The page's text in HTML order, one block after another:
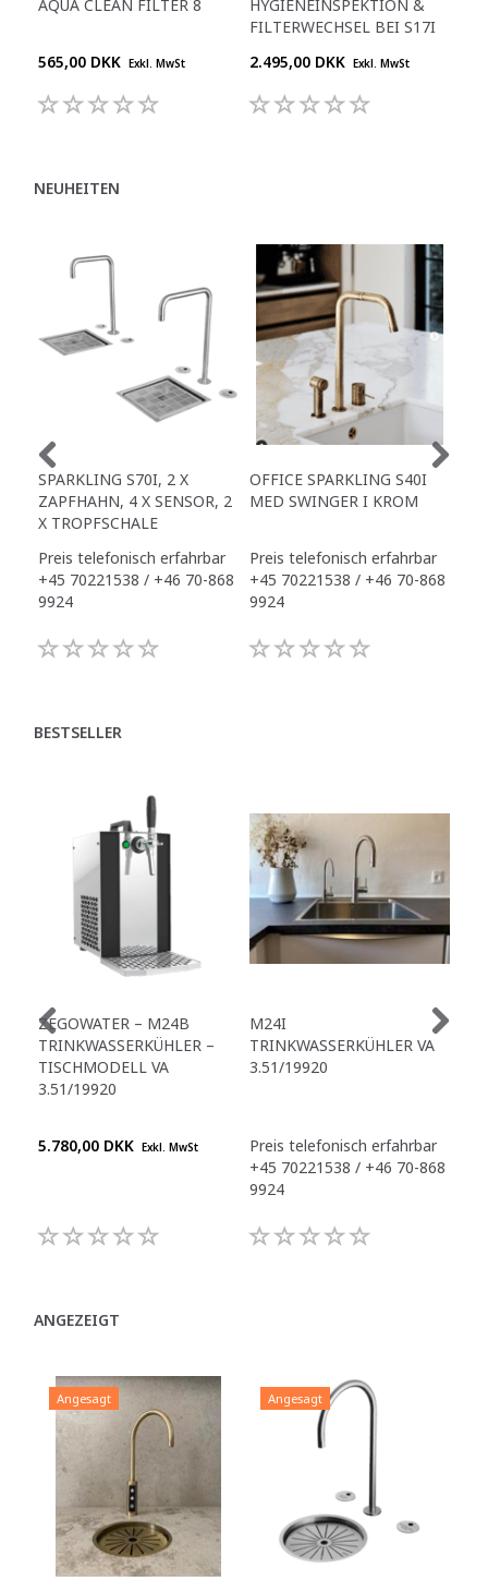
AQUA CLEAN FILTER 8
565,00 DKK Exkl. MwSt
HYGIENEINSPEKTION &
FILTERWECHSEL BEI S17I
2.495,00 DKK Exkl. MwSt
NEUHEITEN
SPARKLING S70I, 2 X
ZAPFHAHN, 4 X SENSOR, 2
X TROPFSCHALE
Preis telefonisch erfahrbar
+45 70221538 / +46 70-868
9924
OFFICE SPARKLING S40I
MED SWINGER I KROM
Preis telefonisch erfahrbar
+45 70221538 / +46 70-868
9924
BESTSELLER
ZEGOWATER – M24B
TRINKWASSERKÜHLER –
TISCHMODELL VA
3.51/19920
5.780,00 DKK Exkl. MwSt
M24I
TRINKWASSERKÜHLER VA
3.51/19920
Preis telefonisch erfahrbar
+45 70221538 / +46 70-868
9924
ANGEZEIGT
Angesagt Angesagt